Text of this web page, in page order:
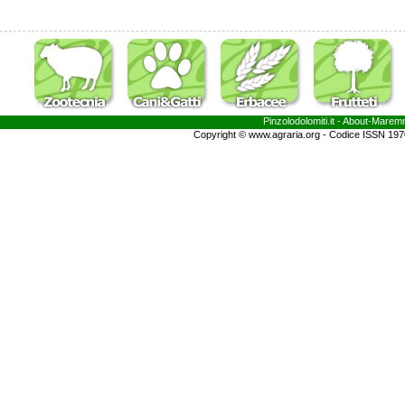
Pinzolodolomiti.it - About-
Copyright © www.agraria.org - Codice ISSN